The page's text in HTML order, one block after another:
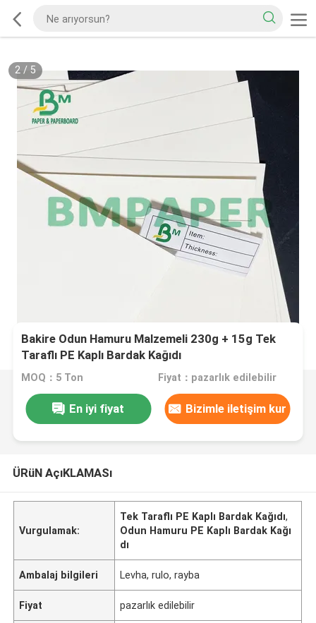
2/ 5
Bakire Odun Hamuru Malzemeli 230g + 15g Tek
Taraflı PE Kaplı Bardak Kağıdı
MOQ：5 Ton Fiyat：pazarlık edilebilir
En iyi fiyat Bizimle iletişim kur
ÜRüN AçıKLAMASı
Vurgulamak:
Tek Taraflı PE Kaplı Bardak Kağıdı,
Odun Hamuru PE Kaplı Bardak Kağı
dı
Ambalaj bilgileri Levha, rulo, rayba
Fiyat pazarlık edilebilir